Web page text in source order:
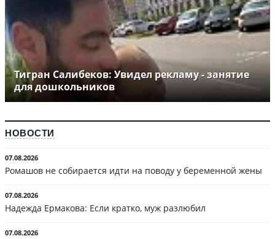
Тигран Салибеков: Увидел рекламу - занятие
для дошкольников
НОВОСТИ
07.08.2026
Ромашов не собирается идти на поводу у беременной жены
07.08.2026
Надежда Ермакова: Если кратко, муж разлюбил
07.08.2026